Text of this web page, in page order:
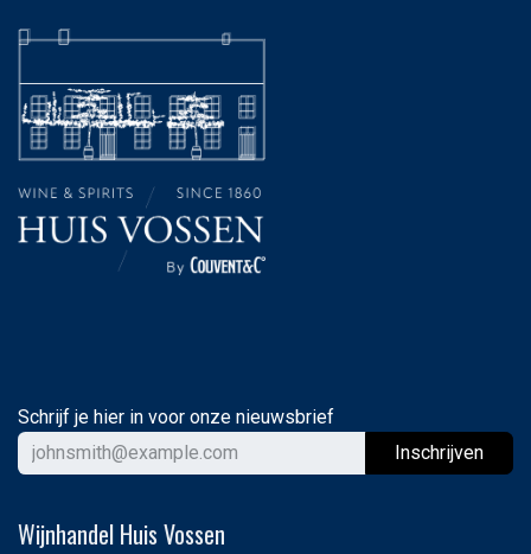
Schrijf je hier in voor onze nieuwsbrief
Inschrijven
Wijnhandel Huis Vossen